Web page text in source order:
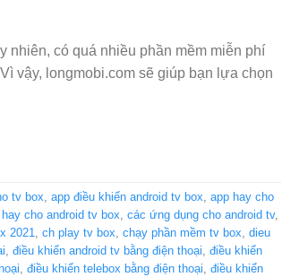
nhiên, có quá nhiều phần mềm miễn phí
vậy, longmobi.com sẽ giúp bạn lựa chọn
tv box, app điều khiển android tv box, app hay cho
cho android tv box, các ứng dụng cho android tv,
2021, ch play tv box, chạy phần mềm tv box, dieu
, điều khiển android tv bằng điện thoại, điều khiển
, điều khiển telebox bằng điện thoại, điều khiển